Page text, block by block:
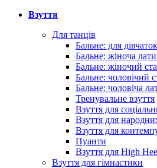
Взуття
Для танців
Бальне: для
Бальне: жіноча
Бальне: жіночий
Бальне: чоловічий
Бальне: чоловіча
Тренувальне взуття
Взуття для
Взуття для
Взуття для
Пуанти
Взуття для High
Взуття для гімнастики